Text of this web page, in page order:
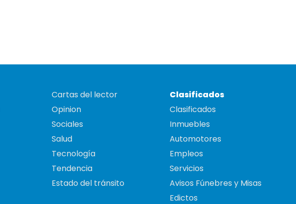
Cartas del lector
Opinion
Sociales
Salud
Tecnología
Tendencia
Estado del tránsito
Clasificados
Clasificados
Inmuebles
Automotores
Empleos
Servicios
Avisos Fúnebres y Misas
Edictos